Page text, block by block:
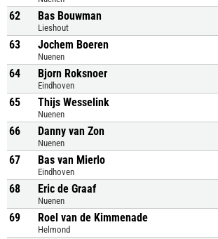
62 Bas Bouwman
Lieshout
63 Jochem Boeren
Nuenen
64 Bjorn Roksnoer
Eindhoven
65 Thijs Wesselink
Nuenen
66 Danny van Zon
Nuenen
67 Bas van Mierlo
Eindhoven
68 Eric de Graaf
Nuenen
69 Roel van de Kimmenade
Helmond